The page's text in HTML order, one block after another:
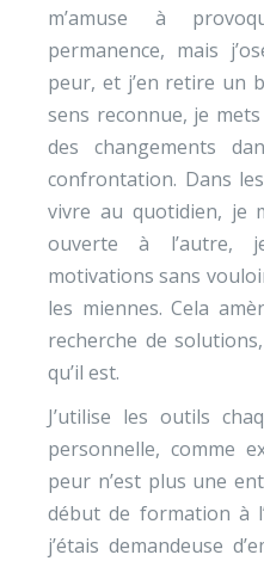
m’amuse à
permanence, mais
peur, et j’en retire un
sens reconnue, je
des changements
confrontation. Dans
vivre au quotidien, je
ouverte à l’autre,
motivations sans
les miennes. Cela
recherche de
qu’il est.
J’utilise les outils
personnelle, comme
peur n’est plus une
début de formation à
j’étais demandeuse